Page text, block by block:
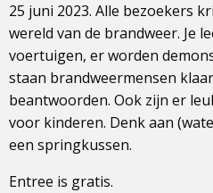
25 juni 2023. Alle bezoekers
wereld van de brandweer. Je
voertuigen, er worden
staan brandweermensen
beantwoorden. Ook zijn er
voor kinderen. Denk aan
een springkussen.
Entree is gratis.